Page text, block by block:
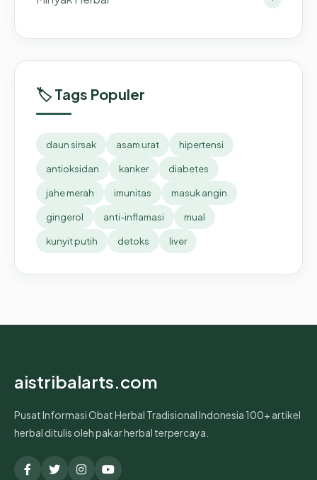
🏷️ Tags Populer
daun sirsak asam urat hipertensi
antioksidan kanker diabetes
jahe merah imunitas masuk angin
gingerol anti-inflamasi mual
kunyit putih detoks liver
aistribalarts.com
Pusat Informasi Obat Herbal Tradisional Indonesia 100+ artikel
herbal ditulis oleh pakar herbal terpercaya.